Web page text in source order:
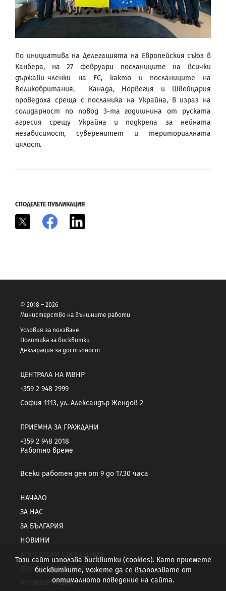
По инициатива на Делегацията на Европейския съюз в
Канбера, на 27 февруари посланиците на всички
държави-членки на ЕС, както и посланиците на
Великобритания, Канада, Норвегия и Швейцария
проведоха среща с посланика на Украйна, в израз на
солидарност по повод 3-та годишнина от руската
агресия срещу Украйна и подкрепа за нейната
независимост, суверенитет и териториалната
цялост.
СПОДЕЛЕТЕ ПУБЛИКАЦИЯ
Facebook
© 2018 – 2026
Министерство на външните работи
Условия за ползване
Политика за бисквитки
Декларация за достъпност
ЦЕНТРАЛА НА МВНР
+359 2 948 2999
София 1113, ул. Александър Жендов 2
ПРИЕМНА ЗА ГРАЖДАНИ
+359 2 948 2018
Работно време
Всеки работен ден от 9 до 17.30 часа
НАЧАЛО
ЗА НАС
ЗА БЪЛГАРИЯ
НОВИНИ
КОНСУЛСКИ СЪОБЩЕНИЯ
КОНСУЛСКИ УСЛУГИ
АНТИКОРУПЦИЯ
Този сайт използва бисквитки (cookies). Като приемете
бисквитките, можете да се възползвате от
оптималното поведение на сайта.